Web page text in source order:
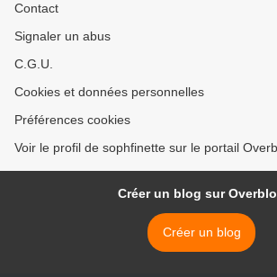
Contact
Signaler un abus
C.G.U.
Cookies et données personnelles
Préférences cookies
Voir le profil de sophfinette sur le portail
Créer un blog sur
Créer un blog